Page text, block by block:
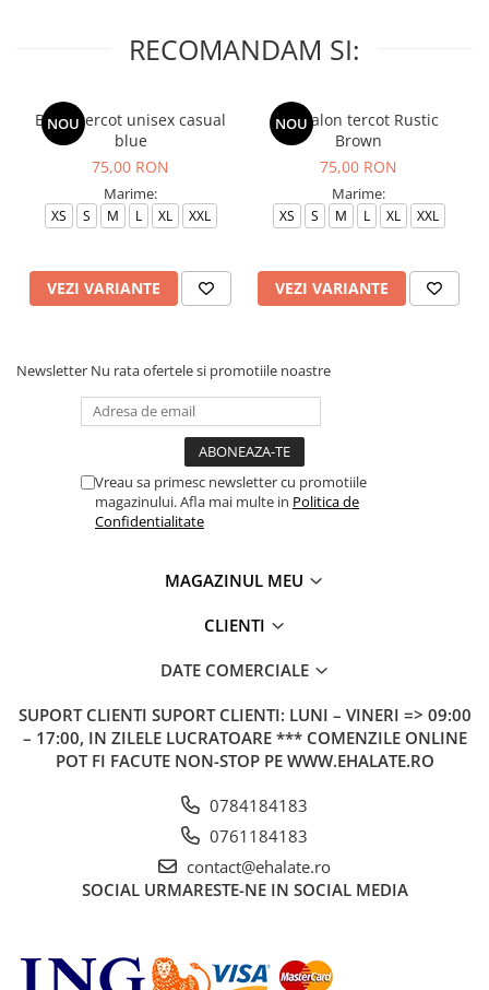
RECOMANDAM SI:
NOU
Bluza tercot unisex casual
blue
75,00 RON
Marime:
XS S M L XL XXL
VEZI VARIANTE
NOU
Pantalon tercot Rustic
Brown
75,00 RON
Marime:
XS S M L XL XXL
VEZI VARIANTE
Newsletter Nu rata ofertele si promotiile noastre
Vreau sa primesc newsletter cu promotiile
magazinului. Afla mai multe in Politica de
Confidentialitate
MAGAZINUL MEU
CLIENTI
DATE COMERCIALE
SUPORT CLIENTI SUPORT CLIENTI: LUNI – VINERI => 09:00
– 17:00, IN ZILELE LUCRATOARE *** COMENZILE ONLINE
POT FI FACUTE NON-STOP PE WWW.EHALATE.RO
0784184183
0761184183
contact@ehalate.ro
SOCIAL URMARESTE-NE IN SOCIAL MEDIA